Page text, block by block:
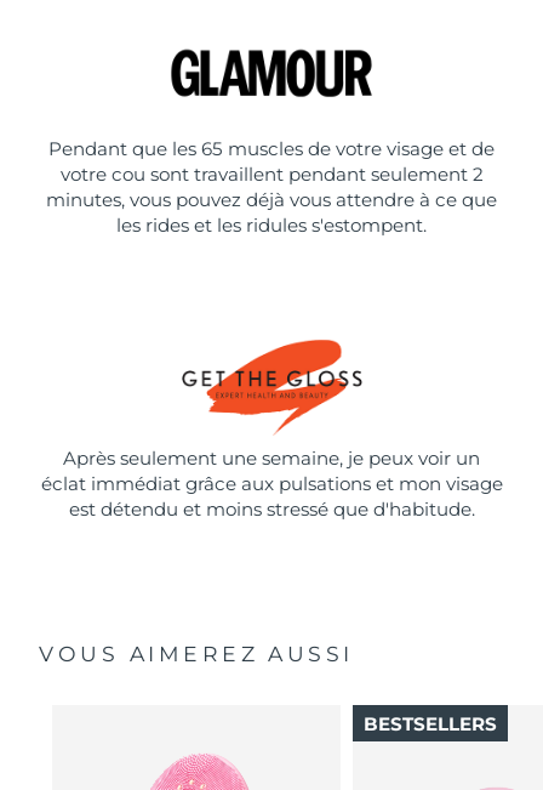
Pendant que les 65 muscles de votre visage et de
votre cou sont travaillent pendant seulement 2
minutes, vous pouvez déjà vous attendre à ce que
les rides et les ridules s'estompent.
Après seulement une semaine, je peux voir un
éclat immédiat grâce aux pulsations et mon visage
est détendu et moins stressé que d'habitude.
VOUS AIMEREZ AUSSI
BESTSELLERS